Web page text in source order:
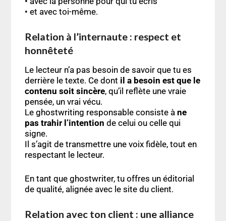
• et avec toi-même.
Relation à l’internaute : respect et
honnêteté
Le lecteur n’a pas besoin de savoir que tu es
derrière le texte. Ce dont il a besoin est que le
contenu soit sincère, qu’il reflète une vraie
pensée, un vrai vécu.
Le ghostwriting responsable consiste à ne
pas trahir l’intention de celui ou celle qui
signe.
Il s’agit de transmettre une voix fidèle, tout en
respectant le lecteur.
En tant que ghostwriter, tu offres un éditorial
de qualité, alignée avec le site du client.
Relation avec ton client : une alliance